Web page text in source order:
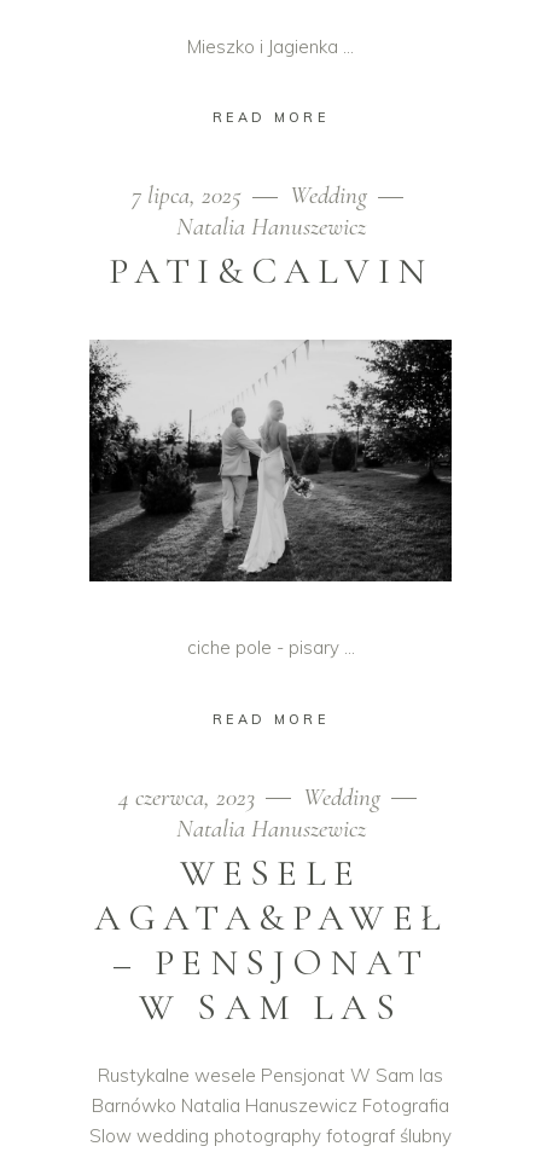
Mieszko i Jagienka
READ MORE
7 lipca, 2025
Wedding
Natalia Hanuszewicz
PATI&CALVIN
ciche pole - pisary
READ MORE
4 czerwca, 2023
Wedding
Natalia Hanuszewicz
WESELE
AGATA&PAWEŁ
– PENSJONAT
W SAM LAS
Rustykalne wesele Pensjonat W Sam las
Barnówko Natalia Hanuszewicz Fotografia
Slow wedding photography fotograf ślubny